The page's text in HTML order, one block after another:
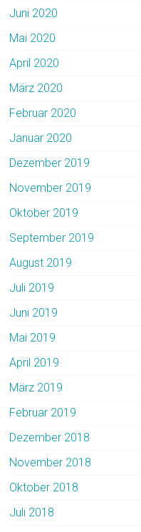
Juni 2020
Mai 2020
April 2020
März 2020
Februar 2020
Januar 2020
Dezember 2019
November 2019
Oktober 2019
September 2019
August 2019
Juli 2019
Juni 2019
Mai 2019
April 2019
März 2019
Februar 2019
Dezember 2018
November 2018
Oktober 2018
Juli 2018